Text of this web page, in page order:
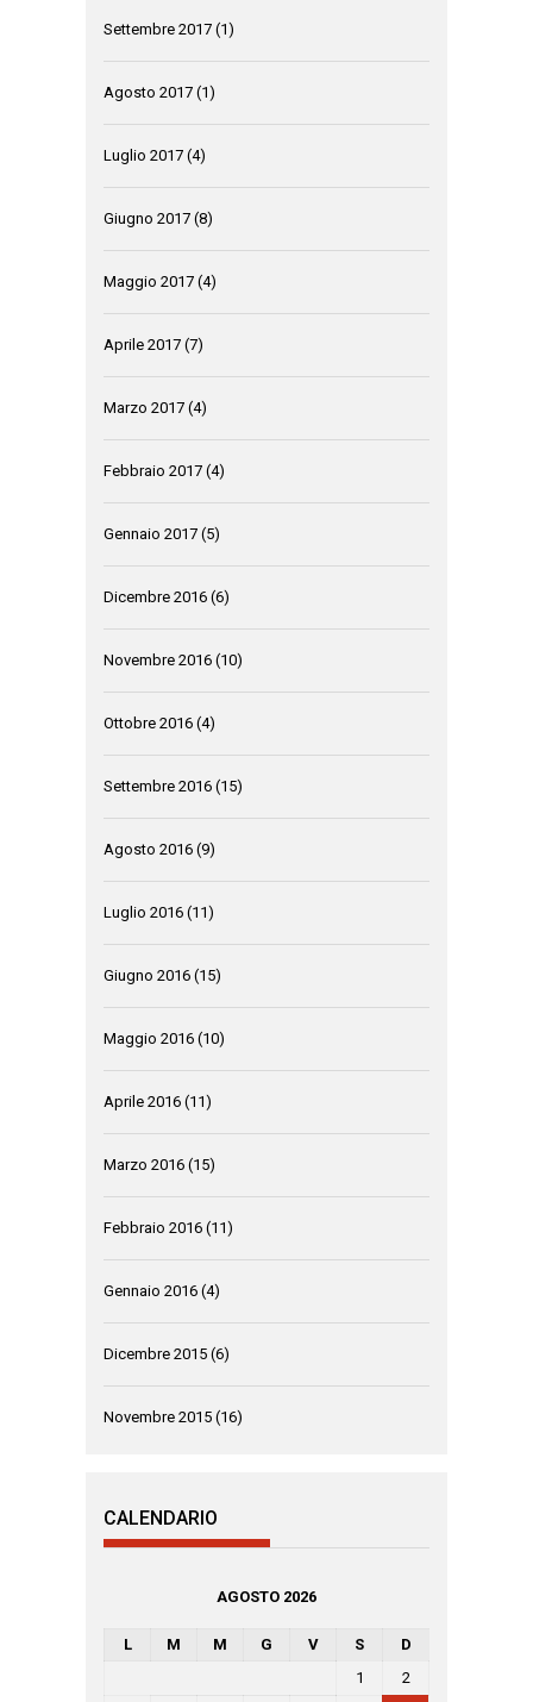
Settembre 2017 (1)
Agosto 2017 (1)
Luglio 2017 (4)
Giugno 2017 (8)
Maggio 2017 (4)
Aprile 2017 (7)
Marzo 2017 (4)
Febbraio 2017 (4)
Gennaio 2017 (5)
Dicembre 2016 (6)
Novembre 2016 (10)
Ottobre 2016 (4)
Settembre 2016 (15)
Agosto 2016 (9)
Luglio 2016 (11)
Giugno 2016 (15)
Maggio 2016 (10)
Aprile 2016 (11)
Marzo 2016 (15)
Febbraio 2016 (11)
Gennaio 2016 (4)
Dicembre 2015 (6)
Novembre 2015 (16)
CALENDARIO
AGOSTO 2026
L M M G V S
D
1
2